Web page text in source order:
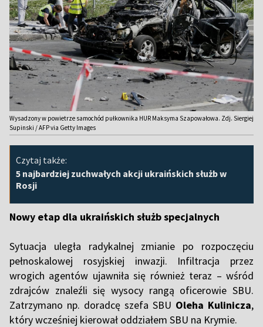
Wysadzony w powietrze samochód pułkownika HUR Maksyma Szapowałowa. Zdj. Siergiej
Supinski / AFP via Getty Images
Czytaj także:
5 najbardziej zuchwałych akcji ukraińskich służb w
Rosji
Nowy etap dla ukraińskich służb specjalnych
Sytuacja uległa radykalnej zmianie po rozpoczęciu
pełnoskalowej rosyjskiej inwazji. Infiltracja przez
wrogich agentów ujawniła się również teraz – wśród
zdrajców znaleźli się wysocy rangą oficerowie SBU.
Zatrzymano np. doradcę szefa SBU Oleha Kulinicza,
który wcześniej kierował oddziałem SBU na Krymie.